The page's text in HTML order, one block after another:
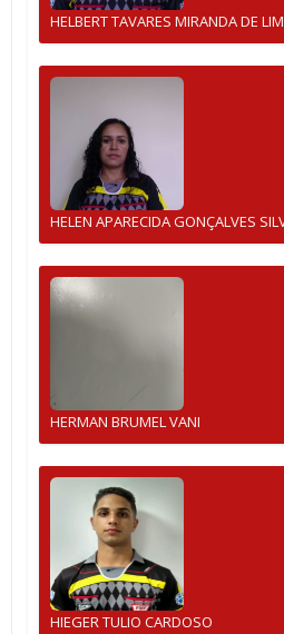
HELBERT TAVARES MIRANDA DE
HELEN APARECIDA GONÇALVES
HERMAN BRUMEL VANI
HIEGER TULIO CARDOSO